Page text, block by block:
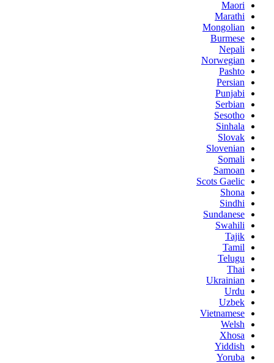
Maori
Marathi
Mongolian
Burmese
Nepali
Norwegian
Pashto
Persian
Punjabi
Serbian
Sesotho
Sinhala
Slovak
Slovenian
Somali
Samoan
Scots Gaelic
Shona
Sindhi
Sundanese
Swahili
Tajik
Tamil
Telugu
Thai
Ukrainian
Urdu
Uzbek
Vietnamese
Welsh
Xhosa
Yiddish
Yoruba